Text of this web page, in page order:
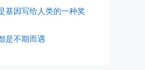
基因写给人类的一种奖
是不期而遇